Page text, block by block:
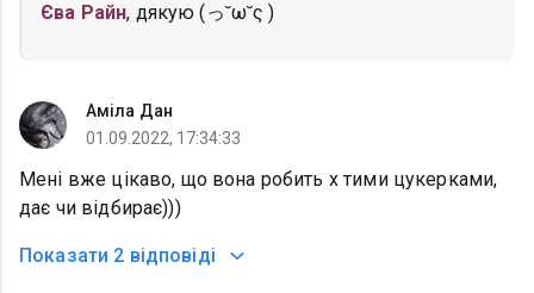
Єва Райн, дякую (っ˘ω˘ς )
Аміла Дан
01.09.2022, 17:34:33
Мені вже цікаво, що вона робить х тими цукерками,
дає чи відбирає)))
Показати 2 відповіді